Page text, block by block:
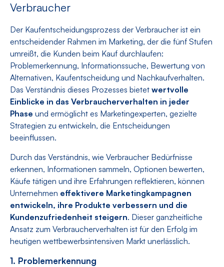
Verbraucher
Der Kaufentscheidungsprozess der Verbraucher ist ein
entscheidender Rahmen im Marketing, der die fünf Stufen
umreißt, die Kunden beim Kauf durchlaufen:
Problemerkennung, Informationssuche, Bewertung von
Alternativen, Kaufentscheidung und Nachkaufverhalten.
Das Verständnis dieses Prozesses bietet wertvolle
Einblicke in das Verbraucherverhalten in jeder
Phase und ermöglicht es Marketingexperten, gezielte
Strategien zu entwickeln, die Entscheidungen
beeinflussen.
Durch das Verständnis, wie Verbraucher Bedürfnisse
erkennen, Informationen sammeln, Optionen bewerten,
Käufe tätigen und ihre Erfahrungen reflektieren, können
Unternehmen effektivere Marketingkampagnen
entwickeln, ihre Produkte verbessern und die
Kundenzufriedenheit steigern. Dieser ganzheitliche
Ansatz zum Verbraucherverhalten ist für den Erfolg im
heutigen wettbewerbsintensiven Markt unerlässlich.
1. Problemerkennung